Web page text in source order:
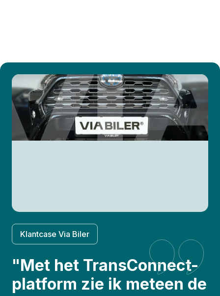
Klantcase Via Biler
"Met het TransConnect-
platform zie ik meteen de